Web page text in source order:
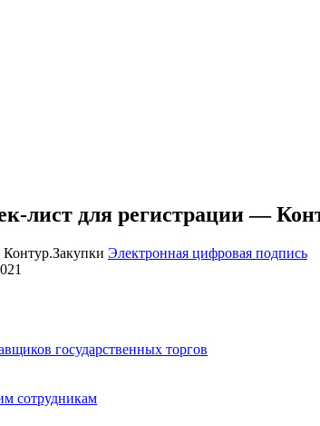
лист для регистрации —
Электронная цифровая подпись
государственных торгов
сотрудникам